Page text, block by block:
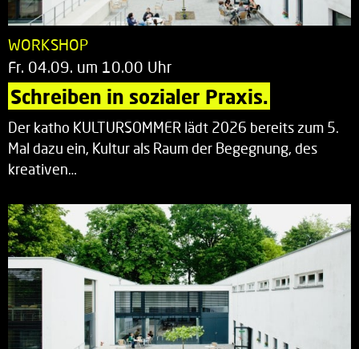
WORKSHOP
Fr. 04.09. um 10.00 Uhr
Schreiben in sozialer Praxis.
Der katho KULTURSOMMER lädt 2026 bereits zum 5.
Mal dazu ein, Kultur als Raum der Begegnung, des
kreativen…